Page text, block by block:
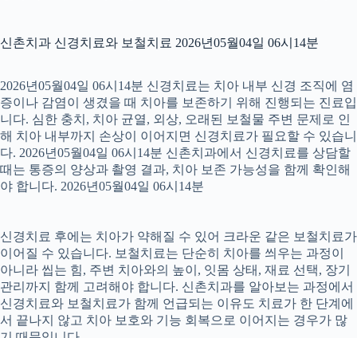
신촌치과 신경치료와 보철치료 2026년05월04일 06시14분
2026년05월04일 06시14분 신경치료는 치아 내부 신경 조직에 염
증이나 감염이 생겼을 때 치아를 보존하기 위해 진행되는 진료입
니다. 심한 충치, 치아 균열, 외상, 오래된 보철물 주변 문제로 인
해 치아 내부까지 손상이 이어지면 신경치료가 필요할 수 있습니
다. 2026년05월04일 06시14분 신촌치과에서 신경치료를 상담할
때는 통증의 양상과 촬영 결과, 치아 보존 가능성을 함께 확인해
야 합니다. 2026년05월04일 06시14분
신경치료 후에는 치아가 약해질 수 있어 크라운 같은 보철치료가
이어질 수 있습니다. 보철치료는 단순히 치아를 씌우는 과정이
아니라 씹는 힘, 주변 치아와의 높이, 잇몸 상태, 재료 선택, 장기
관리까지 함께 고려해야 합니다. 신촌치과를 알아보는 과정에서
신경치료와 보철치료가 함께 언급되는 이유도 치료가 한 단계에
서 끝나지 않고 치아 보호와 기능 회복으로 이어지는 경우가 많